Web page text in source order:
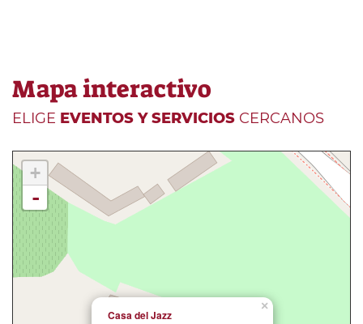
Mapa interactivo
ELIGE EVENTOS Y SERVICIOS CERCANOS
×
Casa del Jazz
+
-